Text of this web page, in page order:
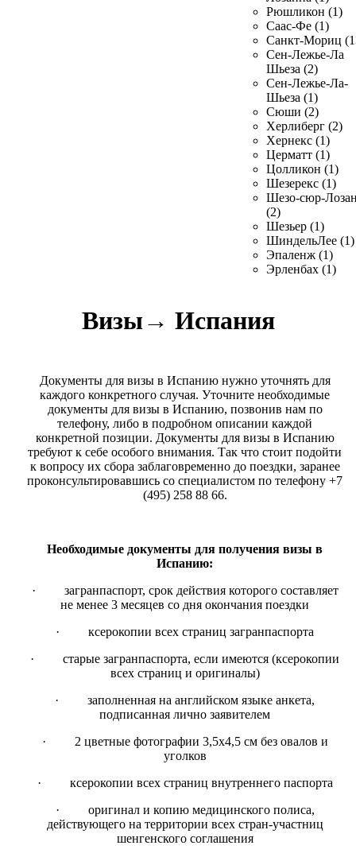
Рюшликон (1)
Саас-Фе (1)
Санкт-Мориц
Сен-Лежье-Ла
Шьеза (2)
Сен-Лежье-Ла-
Шьеза (1)
Сюши (2)
Херлиберг (2)
Хернекс (1)
Церматт (1)
Цолликон (1)
Шезерекс (1)
Шезо-сюр-
(2)
Шезьер (1)
ШиндельЛее (1)
Эпаленж (1)
Эрленбах (1)
Визы→ Испания
Документы для визы в Испанию нужно уточнять для
каждого конкретного случая. Уточните необходимые
документы для визы в Испанию, позвонив нам по
телефону, либо в подробном описании каждой
конкретной позиции. Документы для визы в Испанию
требуют к себе особого внимания. Так что стоит подойти
к вопросу их сбора заблаговременно до поездки, заранее
проконсультировавшись со специалистом по телефону +7
(495) 258 88 66.
Необходимые документы для получения визы в
Испанию:
· загранпаспорт, срок действия которого составляет
не менее 3 месяцев со дня окончания поездки
· ксерокопии всех страниц загранпаспорта
· старые загранпаспорта, если имеются (ксерокопии
всех страниц и оригиналы)
· заполненная на английском языке анкета,
подписанная лично заявителем
· 2 цветные фотографии 3,5х4,5 см без овалов и
уголков
· ксерокопии всех страниц внутреннего паспорта
· оригинал и копию медицинского полиса,
действующего на территории всех стран-участниц
шенгенского соглашения